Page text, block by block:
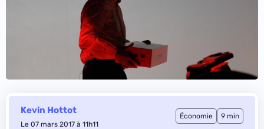
Kevin Hottot
Le 07 mars 2017 à 11h11
Économie 9 min